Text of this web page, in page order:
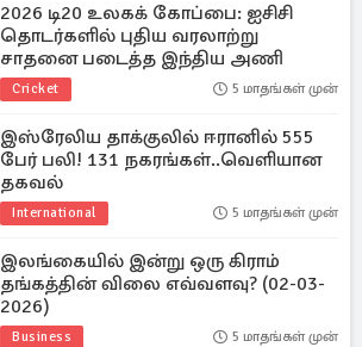
2026 டி20 உலகக் கோப்பை: ஐசிசி
தொடர்களில் புதிய வரலாற்று
சாதனை படைத்த இந்திய அணி
Cricket 5 மாதங்கள் முன்
இஸ்ரேலிய தாக்குலில் ஈரானில் 555
பேர் பலி! 131 நகரங்கள்..வெளியான
தகவல்
International 5 மாதங்கள் முன்
இலங்கையில் இன்று ஒரு கிராம்
தங்கத்தின் விலை எவ்வளவு? (02-03-
2026)
Business 5 மாதங்கள் முன்